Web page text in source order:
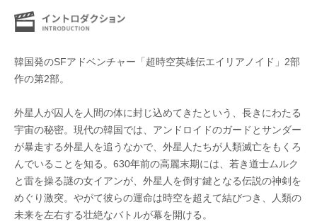
韓国発のSFアドベンチャー「超時空英雄伝エイリアノイド」2部
作の第2部。
外星人が囚人を人間の体に封じ込めてきたという、長きにわたる
宇宙の秘密。現代の韓国では、アンドロイドのガードとサンダー
が暴走する外星人を追うなかで、外星人たちが人類滅亡をもくろ
んでいることを知る。630年前の高麗末期には、若き道士ムルク
と雷を操る謎の女イアンが、外星人を倒す鍵となる伝説の神剣を
めぐり激突。やがて彼らの運命は時空を超えて結びつき、人類の
未来を左右する壮絶なバトルが幕を開ける。